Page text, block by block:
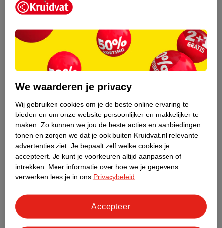
beter in zijn of haar vel zitten. Ga naar buiten, pak je oude
We waarderen je privacy
Wij gebruiken cookies om je de beste online ervaring te
bieden en om onze website persoonlijker en makkelijker te
maken. Zo kunnen we jou de beste acties en aanbiedingen
tonen en zorgen we dat je ook buiten Kruidvat.nl relevante
advertenties ziet. Je bepaalt zelf welke cookies je
accepteert. Je kunt je voorkeuren altijd aanpassen of
intrekken.
Meer informatie over hoe we je gegevens
verwerken lees je in ons Privacybeleid
Accepteer